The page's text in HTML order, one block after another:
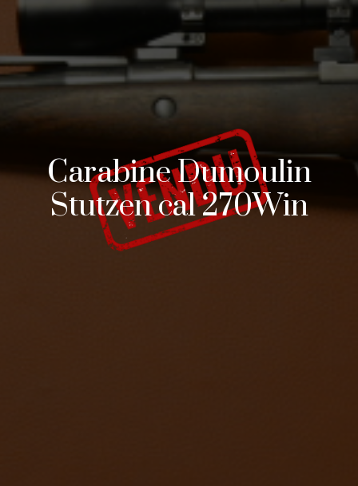
Carabine Dumoulin
Stutzen cal 270Win